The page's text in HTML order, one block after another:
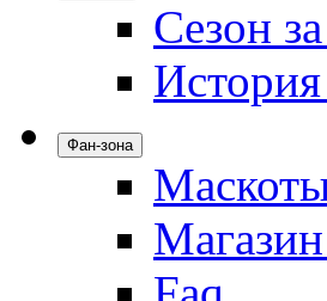
Сезон
История
Фан-зона